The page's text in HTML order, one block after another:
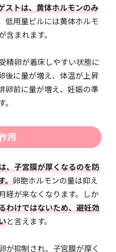
ストは、黄体ホルモンのみ
低用量ピルには黄体ホルモ
まれます。
精卵が着床しやすい状態に
後に量が増え、体温が上昇
卵前に量が増え、妊娠の準
用
、子宮膜が厚くなるのを防
。卵胞ホルモンの量は抑え
経が来なくなります。しか
わけではないため、避妊効
と言えます。
が抑制され、子宮膜が厚く